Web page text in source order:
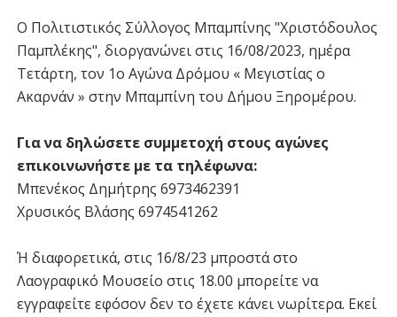
Ο Πολιτιστικός Σύλλογος Μπαμπίνης "Χριστόδουλος
Παμπλέκης", διοργανώνει στις 16/08/2023, ημέρα
Τετάρτη, τον 1ο Αγώνα Δρόμου « Μεγιστίας ο
Ακαρνάν » στην Μπαμπίνη του Δήμου Ξηρομέρου.
Για να δηλώσετε συμμετοχή στους αγώνες
επικοινωνήστε με τα τηλέφωνα:
Μπενέκος Δημήτρης 6973462391
Χρυσικός Βλάσης 6974541262
Ή διαφορετικά, στις 16/8/23 μπροστά στο
Λαογραφικό Μουσείο στις 18.00 μπορείτε να
εγγραφείτε εφόσον δεν το έχετε κάνει νωρίτερα. Εκεί